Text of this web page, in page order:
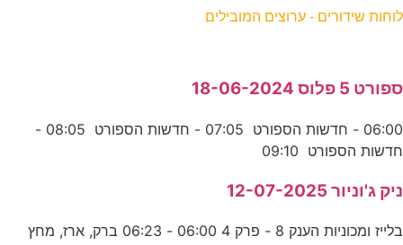
לוחות שידורים - ערוצים המובילים
ספורט 5 פלוס 18-06-2024
06:00 - חדשות הספורט 07:05 - חדשות הספורט 08:05 -
חדשות הספורט 09:10
ניק ג'וניור 12-07-2025
בלייז ומכוניות הענק 8 - פרק 4 06:00 - 06:23 ברק, ארז, מחץ